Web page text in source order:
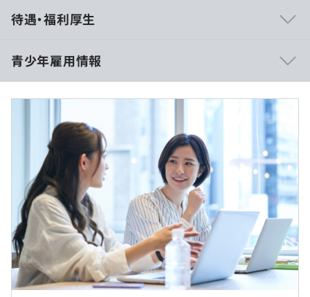
働きやすさを最優先にしています。案件へのアサイン責任
実際のアサインについても、配属前と後で同一の担当者が
継続してフォローするので、配属アンマッチを防止し、万
一の際はいつでも相談いただける体制を整えています。
また、技術力向上を目的に全エンジニアへUdemyの法人
アカウントを無料開放しているので、いつでもアクセスし
て自学習することが可能です。
◆◆プロジェクト事例◆◆
【組込みソフトウェア開発】
＜自動車関連＞
・ADAS（先進運転支援システム）の開発
・自動運転技術の先行開発
待遇・福利厚生
＜雇用＞
正社員（試用期間3カ月、待遇の変更はありません）
＜給与＞
月給制：235,000円～275,000円
＝＝＝＝
短大、専門 卒業見込みの方（短期大学士・専門士）
月給：235,000円
高専 卒業見込みの方（準学士）
月給：245,000円
青少年雇用情報
過去３年間の新卒採用者数・離職者数
前年度 採用者数61人 離職者数0人
2年度前 採用者数68人 離職者数0人
3年度前 採用者数63人 離職者数0人
過去３年間の新卒採用者数の男女別人数
前年度 男性51人 女性10人
2年度前 男性48人 女性20人
3年度前 男性46人 女性17人
平均勤続年数
8.0年